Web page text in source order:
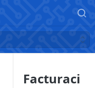
Facturaci